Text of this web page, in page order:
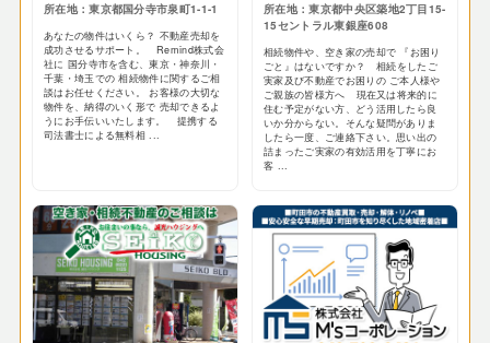
所在地：東京都国分寺市泉町1-1-1
あなたの物件はいくら？ 不動産売却を
成功させるサポート。 Remind株式会
社に 国分寺市を含む、東京・神奈川・
千葉・埼玉での 相続物件に関するご相
談はお任せください。 お客様の大切な
物件を、納得のいく形で 売却できるよ
うにお手伝いいたします。 提携する
司法書士による無料相 ...
所在地：東京都中央区築地2丁目15-
15セントラル東銀座608
相続物件や、空き家の売却で 『お困り
ごと』はないですか？ 相続をしたご
実家及び不動産でお困りの ご本人様や
ご親族の皆様方へ 現在又は将来的に
住む予定がない方、どう活用したら良
いか分からない。そんな疑問がありま
したら一度、ご連絡下さい。思い出の
詰まったご実家の有効活用を丁寧にお
客 ...